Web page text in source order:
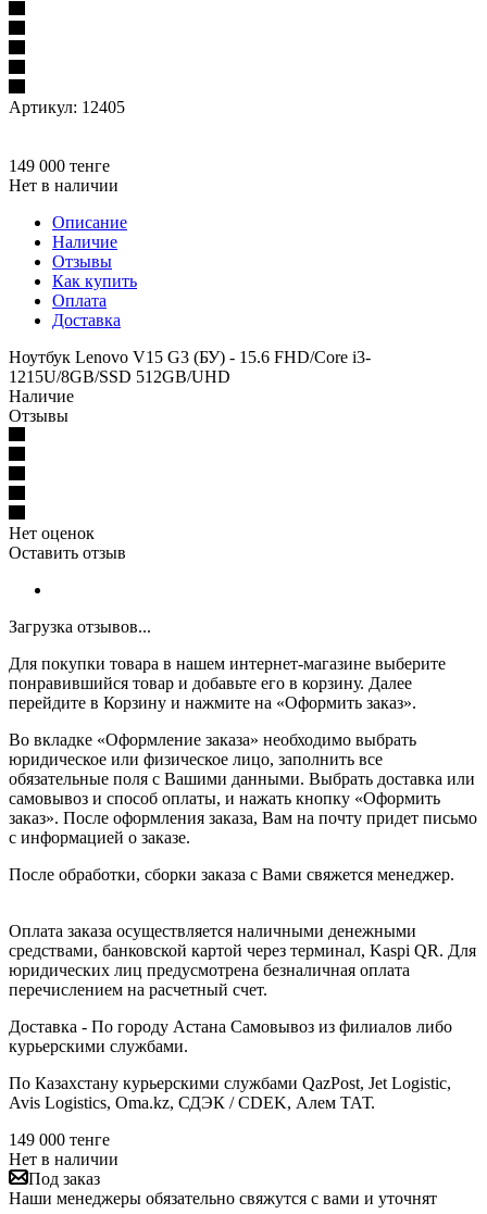
Артикул: 12405
149 000 тенге
Нет в наличии
Описание
Наличие
Отзывы
Как купить
Оплата
Доставка
Ноутбук Lenovo V15 G3 (БУ) - 15.6 FHD/Core i3-
1215U/8GB/SSD 512GB/UHD
Наличие
Отзывы
Нет оценок
Оставить отзыв
Загрузка отзывов...
Для покупки товара в нашем интернет-магазине выберите
понравившийся товар и добавьте его в корзину. Далее
перейдите в Корзину и нажмите на «Оформить заказ».
Во вкладке «Оформление заказа» необходимо выбрать
юридическое или физическое лицо, заполнить все
обязательные поля с Вашими данными. Выбрать доставка или
самовывоз и способ оплаты, и нажать кнопку «Оформить
заказ». После оформления заказа, Вам на почту придет письмо
с информацией о заказе.
После обработки, сборки заказа с Вами свяжется менеджер.
Оплата заказа осуществляется наличными денежными
средствами, банковской картой через терминал, Kaspi QR. Для
юридических лиц предусмотрена безналичная оплата
перечислением на расчетный счет.
Доставка - По городу Астана Самовывоз из филиалов либо
курьерскими службами.
По Казахстану курьерскими службами QazPost, Jet Logistic,
Avis Logistics, Oma.kz, СДЭК / CDEK, Алем ТАТ.
149 000 тенге
Нет в наличии
Под заказ
Наши менеджеры обязательно свяжутся с вами и уточнят